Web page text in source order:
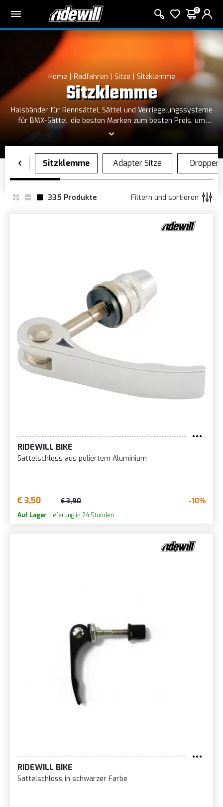
0
Home Radfahren Sitze Sitzklemme
Sitzklemme
Halsbänder für Rennsättel, Sättel und Verriegelungssysteme
für BMX-Sättel, die besten Marken zum besten Preis, um
maximalen Komfort und Stabilität beim Treten zu
335 Produkte Filtern und sortieren
RIDEWILL BIKE
Sattelschloss aus poliertem Aluminium
€ 3,50 € 3,90 -10%
Auf Lager Lieferung in 24 Stunden
RIDEWILL BIKE
Sattelschloss in schwarzer Farbe